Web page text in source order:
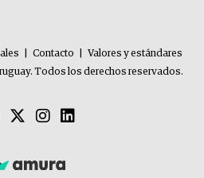
Contacto
Valores y estándares
Todos los derechos reservados.